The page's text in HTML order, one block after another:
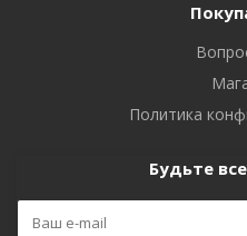
Политика
Будьте